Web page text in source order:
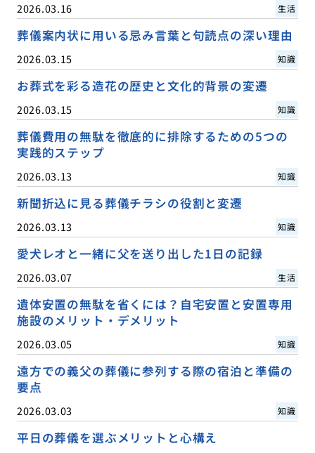
2026.03.16 生活
葬儀案内状に用いる忌み言葉と句読点の深い理由
2026.03.15 知識
お葬式を彩る造花の歴史と文化的背景の変遷
2026.03.15 知識
葬儀費用の無駄を徹底的に排除するための5つの
実践的ステップ
2026.03.13 知識
新聞折込に見る葬儀チラシの役割と変遷
2026.03.13 知識
愛犬レオと一緒に父を送り出した1日の記録
2026.03.07 生活
遺体安置の無駄を省くには？自宅安置と安置専用
施設のメリット・デメリット
2026.03.05 知識
遠方での義父の葬儀に参列する際の宿泊と準備の
要点
2026.03.03 知識
平日の葬儀を選ぶメリットと心構え